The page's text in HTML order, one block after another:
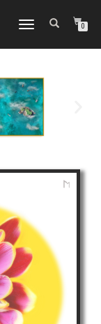
토
내
게
이
션
0